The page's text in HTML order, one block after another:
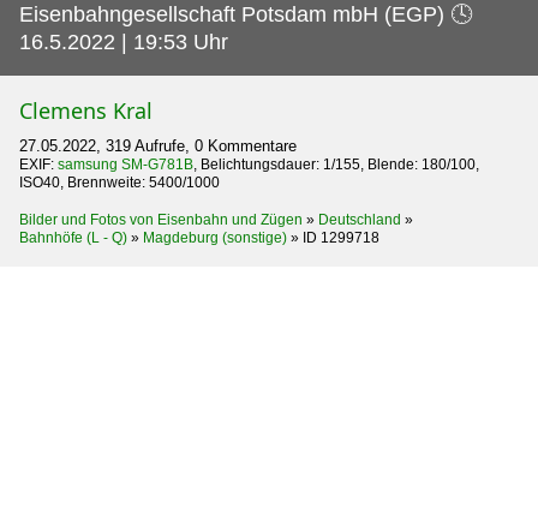
Eisenbahngesellschaft Potsdam mbH (EGP) 🕓
16.5.2022 | 19:53 Uhr
Clemens Kral
27.05.2022, 319 Aufrufe, 0 Kommentare
EXIF: samsung SM-G781B , Belichtungsdauer: 1/155, Blende: 180/100,
ISO40, Brennweite: 5400/1000
Bilder und Fotos von Eisenbahn und Zügen » Deutschland »
Bahnhöfe (L - Q) » Magdeburg (sonstige) » ID 1299718